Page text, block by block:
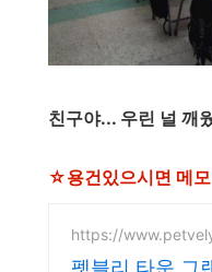
친구야... 우린 널 깨
☆용건있으시면 메
https://
펫블리 타운 그